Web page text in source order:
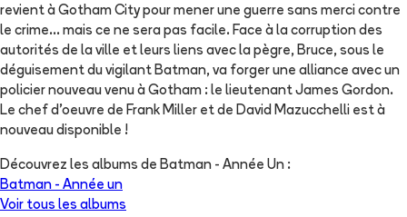
revient à Gotham City pour mener une guerre sans merci contre
le crime... mais ce ne sera pas facile. Face à la corruption des
autorités de la ville et leurs liens avec la pègre, Bruce, sous le
déguisement du vigilant Batman, va forger une alliance avec un
policier nouveau venu à Gotham : le lieutenant James Gordon.
Le chef d'oeuvre de Frank Miller et de David Mazucchelli est à
nouveau disponible !
Découvrez les albums de Batman - Année Un :
Batman - Année un
Voir tous les albums